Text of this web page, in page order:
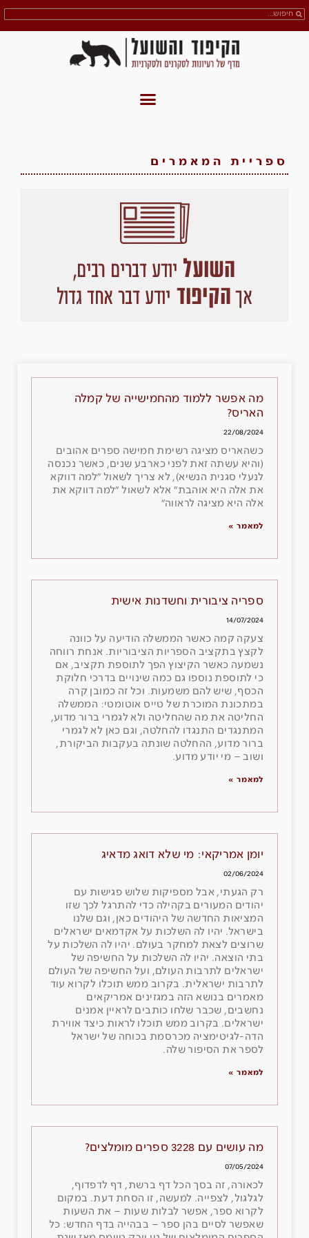
ספריית המאמרים
מה אפשר ללמוד מהחמישייה של קמלה
האריס?
22/08/2024
כשהאריס מציגה רשימת חמישה ספרים אהובים
(והיא עשתה זאת לפני כארבע שנים, כאשר נכנסה
לנעלי סגנית הנשיא), לא צריך לשאול ״למה דווקא
את אלה היא אוהבת״ אלא לשאול ״למה דווקא את
אלה היא מציגה לראווה״
למאמר »
ספריה ציבורית וחשדנות אישית
14/07/2024
צעקה קמה כאשר הממשלה הודיעה על כוונה
לקצץ בתקציב הספריות הציבוריות. אנחת רווחה
נשמעה כאשר הקיצוץ הפך לתוספת תקציב, אם
כי לתוספת נוספו גם כמה שינויים בדרכי חלוקת
הכסף, שיש להם משמעות. וכל זה כמובן קרה
במתכונת המוכרת של טייס אוטומטי: הממשלה
החליטה את מה שהחליטה ולא לגמרי ברור מדוע,
המתנגדים התנגדו להחלטה, וגם כאן לא לגמרי
ברור מדוע, ההחלטה שונתה בעקבות הביקורת,
ושוב – מי יודע מדוע.
למאמר »
יומן אמריקאי: מי שלא דואג מדאיג
02/06/2024
רק הגעתי, אבל מספיקות שלוש פגישות עם
יהודים המעורים בקהילה כדי להתרגל לכך שזו
המציאות החדשה של היהודים כאן, וגם שלנו
בישראל. יהיו לה השלכות על אקדמאים ישראלים
שרוצים לצאת למחקר בעולם. יהיו לה השלכות על
בתי הוצאה. יהיו לה השלכות על החשיפה של
ישראלים לתרבות העולם, ועל החשיפה של העולם
לתרבות ישראלית. בקרוב ממש תוכלו לקרוא עוד
מאמרים בנושא הזה במגזינים אמריקאים
נחשבים, שכבר שלחו כותבים לראיין אמנים
ישראלים. בקרוב ממש תוכלו לראות כיצד אווירת
הדה-לגיטימציה מכרסמת בכוחה של ישראל
לספר את הסיפור שלה.
למאמר »
מה עושים עם 3228 ספרים מומלצים?
07/05/2024
לכאורה, זה בסך הכל דף ברשת, דף לדפדוף,
לגלגול, לצפייה. למעשה, זו הסחת דעת. במקום
לקרוא ספר, אפשר לבלות שעות – את השעות
שאפשר לסיים בהן ספר – בבהייה בדף החדש: כל